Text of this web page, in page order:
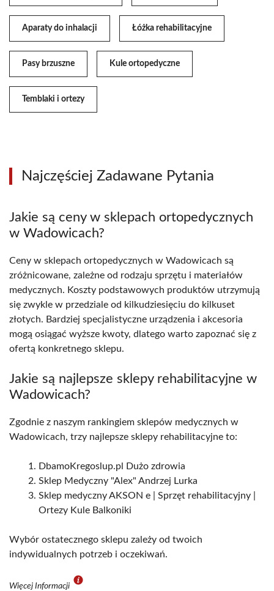
Aparaty do inhalacji Łóżka rehabilitacyjne
Pasy brzuszne Kule ortopedyczne
Temblaki i ortezy
Najczęściej Zadawane Pytania
Jakie są ceny w sklepach ortopedycznych
w Wadowicach?
Ceny w sklepach ortopedycznych w Wadowicach są
zróżnicowane, zależne od rodzaju sprzętu i materiałów
medycznych. Koszty podstawowych produktów utrzymują
się zwykle w przedziale od kilkudziesięciu do kilkuset
złotych. Bardziej specjalistyczne urządzenia i akcesoria
mogą osiągać wyższe kwoty, dlatego warto zapoznać się z
ofertą konkretnego sklepu.
Jakie są najlepsze sklepy rehabilitacyjne w
Wadowicach?
Zgodnie z naszym rankingiem sklepów medycznych w
Wadowicach, trzy najlepsze sklepy rehabilitacyjne to:
DbamoKregoslup.pl Dużo zdrowia
Sklep Medyczny "Alex" Andrzej Lurka
Sklep medyczny AKSON e | Sprzęt rehabilitacyjny |
Ortezy Kule Balkoniki
Wybór ostatecznego sklepu zależy od twoich
indywidualnych potrzeb i oczekiwań.
Więcej Informacji